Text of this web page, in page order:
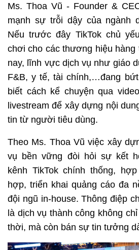
Ms. Thoa Vũ - Founder &
mạnh sự trỗi dậy của ngành
Nếu trước đây TikTok chủ
chơi cho các thương hiệu hàng
nay, lĩnh vực dịch vụ như giáo
F&B, y tế, tài chính,…đang
biết cách kể chuyện qua
livestream để xây dựng nội
tin từ người tiêu dùng.
Theo Ms. Thoa Vũ việc xây
vụ bền vững đòi hỏi sự kết
kênh TikTok chính thống,
hợp, triển khai quảng cáo đa
đội ngũ in-house. Thông điệp
là dịch vụ thành công không
thời, mà còn bán sự tin tưởng